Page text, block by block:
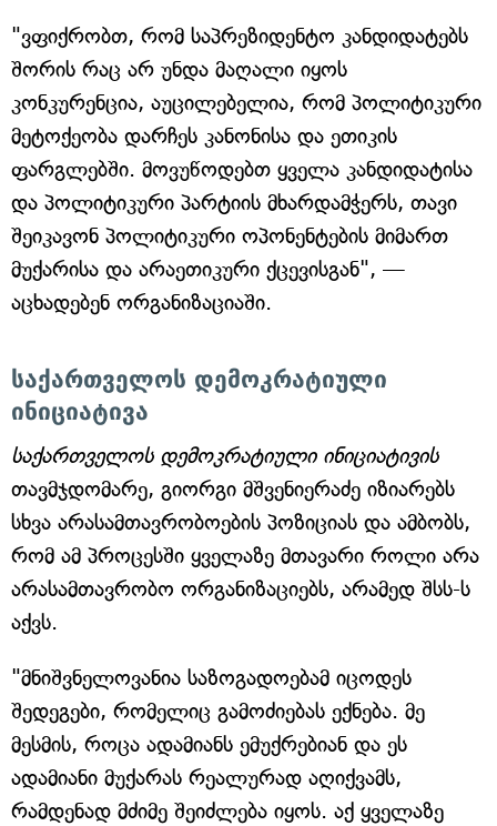
"ვფიქრობთ, რომ საპრეზიდენტო კანდიდატებს
შორის რაც არ უნდა მაღალი იყოს
კონკურენცია, აუცილებელია, რომ პოლიტიკური
მეტოქეობა დარჩეს კანონისა და ეთიკის
ფარგლებში. მოვუწოდებთ ყველა კანდიდატისა
და პოლიტიკური პარტიის მხარდამჭერს, თავი
შეიკავონ პოლიტიკური ოპონენტების მიმართ
მუქარისა და არაეთიკური ქცევისგან", —
აცხადებენ ორგანიზაციაში.
საქართველოს დემოკრატიული
ინიციატივა
საქართველოს დემოკრატიული ინიციატივის
თავმჯდომარე, გიორგი მშვენიერაძე იზიარებს
სხვა არასამთავრობოების პოზიციას და ამბობს,
რომ ამ პროცესში ყველაზე მთავარი როლი არა
არასამთავრობო ორგანიზაციებს, არამედ შსს-ს
აქვს.
"მნიშვნელოვანია საზოგადოებამ იცოდეს
შედეგები, რომელიც გამოძიებას ექნება. მე
მესმის, როცა ადამიანს ემუქრებიან და ეს
ადამიანი მუქარას რეალურად აღიქვამს,
რამდენად მძიმე შეიძლება იყოს. აქ ყველაზე